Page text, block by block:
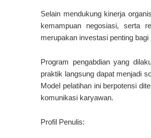
Selain mendukung kinerja
kemampuan negosiasi, serta
merupakan investasi penting
Program pengabdian yang
praktik langsung dapat menjadi
Model pelatihan ini berpotensi
komunikasi karyawan.
Profil Penulis: